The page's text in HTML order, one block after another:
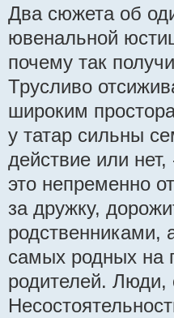
Два сюжета об
ювенальной
почему так
Трусливо
широким
у татар сильны
действие или
это непременно
за дружку,
родственниками,
самых родных на
родителей. Люди,